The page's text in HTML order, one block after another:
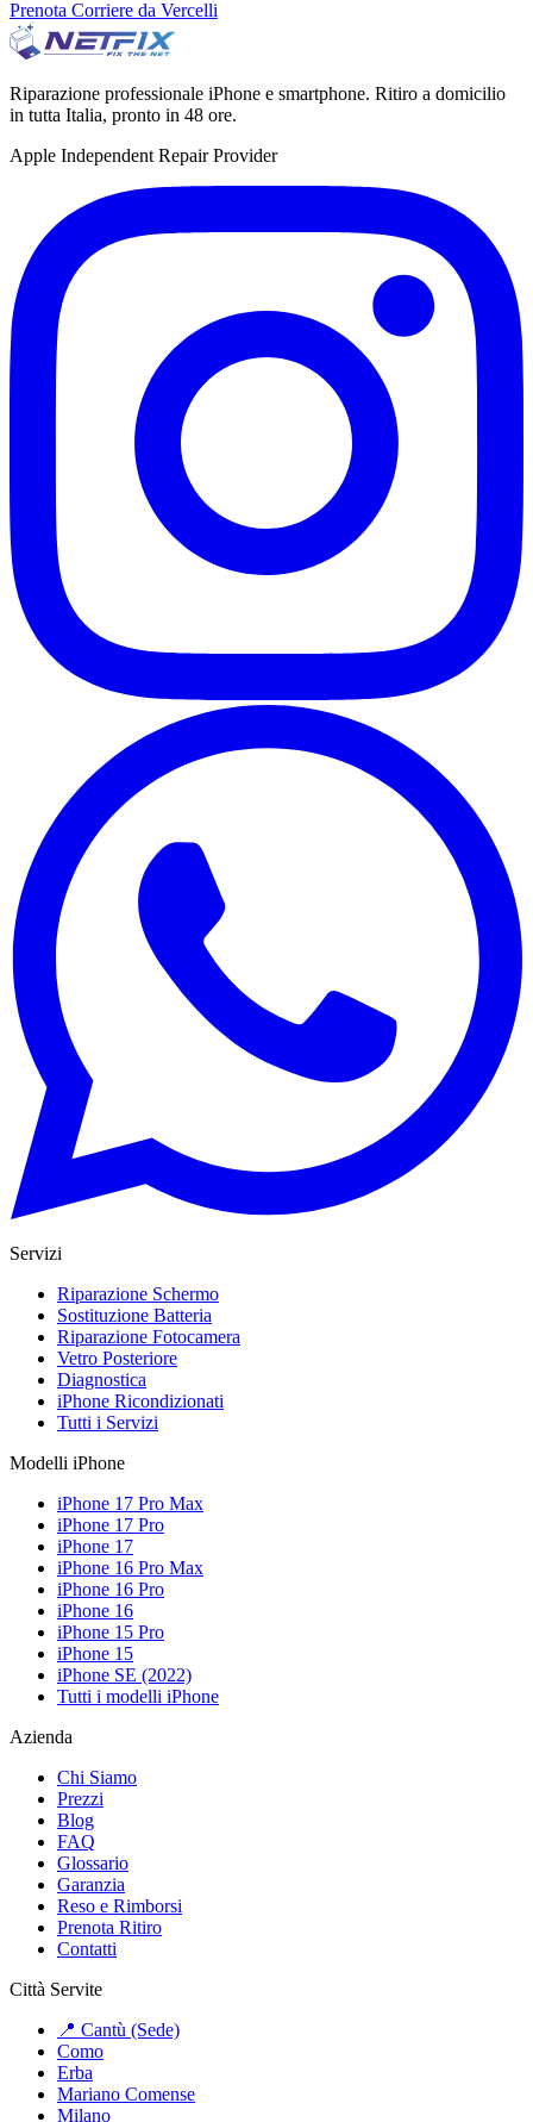
Prenota Corriere da Vercelli
Riparazione professionale iPhone e smartphone. Ritiro a domicilio
in tutta Italia, pronto in 48 ore.
Apple Independent Repair Provider
Servizi
Riparazione Schermo
Sostituzione Batteria
Riparazione Fotocamera
Vetro Posteriore
Diagnostica
iPhone Ricondizionati
Tutti i Servizi
Modelli iPhone
iPhone 17 Pro Max
iPhone 17 Pro
iPhone 17
iPhone 16 Pro Max
iPhone 16 Pro
iPhone 16
iPhone 15 Pro
iPhone 15
iPhone SE (2022)
Tutti i modelli iPhone
Azienda
Chi Siamo
Prezzi
Blog
FAQ
Glossario
Garanzia
Reso e Rimborsi
Prenota Ritiro
Contatti
Città Servite
📍 Cantù (Sede)
Como
Erba
Mariano Comense
Milano